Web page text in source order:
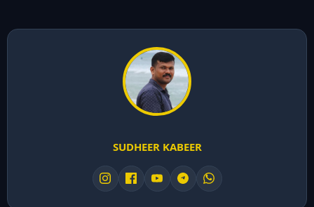
SUDHEER KABEER